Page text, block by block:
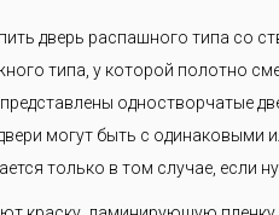
дверь распашного типа со
типа, у которой полотно
одностворчатые
могут быть с одинаковыми
только в том случае, если